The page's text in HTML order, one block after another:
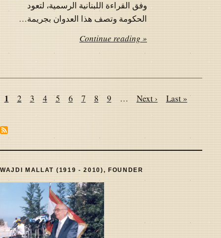
وفق القراءة اللبنانية الرسمية، لتعود
الحكومة وتصف هذا العدوان بجريمة…
Continue reading »
Pagination
Page
1 Page
2 Page
3 Page
4 Page
5 Page
6 Page
7 Page
8 Page
9 …
Next
Next ›
Last
Last »
WAJDI MALLAT (1919 - 2010), FOUNDER